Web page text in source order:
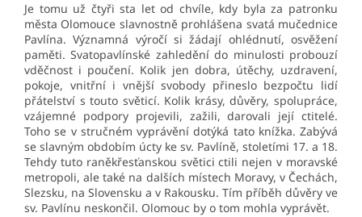
Je tomu už čtyři sta let od chvíle, kdy byla za patronku
města Olomouce slavnostně prohlášena svatá mučednice
Pavlína. Významná výročí si žádají ohlédnutí, osvěžení
paměti. Svatopavlínské zahledění do minulosti probouzí
vděčnost i poučení. Kolik jen dobra, útěchy, uzdravení,
pokoje, vnitřní i vnější svobody přineslo bezpočtu lidí
přátelství s touto světicí. Kolik krásy, důvěry, spolupráce,
vzájemné podpory projevili, zažili, darovali její ctitelé.
Toho se v stručném vyprávění dotýká tato knížka. Zabývá
se slavným obdobím úcty ke sv. Pavlíně, stoletími 17. a 18.
Tehdy tuto raněkřesťanskou světici ctili nejen v moravské
metropoli, ale také na dalších místech Moravy, v Čechách,
Slezsku, na Slovensku a v Rakousku. Tím příběh důvěry ve
sv. Pavlínu neskončil. Olomouc by o tom mohla vyprávět.